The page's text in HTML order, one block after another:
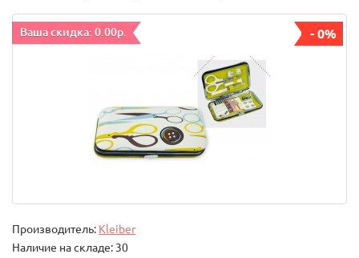
Ваша скидка: 0.00р. - 0%
Производитель: Kleiber
Наличие на складе: 30